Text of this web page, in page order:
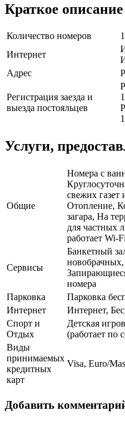
Краткое
Количество номеров
Интернет
Адрес
Регистрация заезда и
выезда постояльцев
Услуги,
Общие
Номера с
свежих
Отопление,
загара, На
для частных
работает Wi-Fi
Сервисы
Банкетный
номера
Парковка
Парковка
Интернет
Интернет,
Спорт и
Отдых
Детская
(работает по
Виды
принимаемых
кредитных
карт
Visa, Euro/
Добавить